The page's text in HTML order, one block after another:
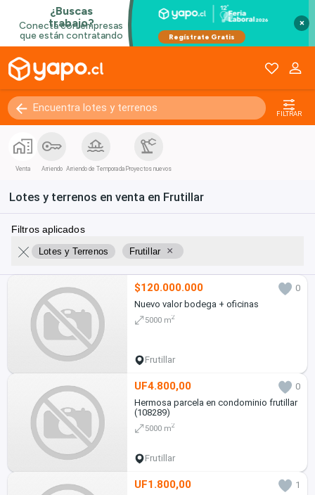
×
FILTRAR
Venta Arriendo Arriendo de Temporada Proyectos nuevos
Lotes y terrenos en venta en Frutillar
Filtros aplicados
Lotes y Terrenos Frutillar ×
$120.000.000
0
Nuevo valor bodega + oficinas
5000 m2
Frutillar
UF4.800,00
0
Hermosa parcela en condominio frutillar
(108289)
5000 m2
Frutillar
UF1.800,00
1